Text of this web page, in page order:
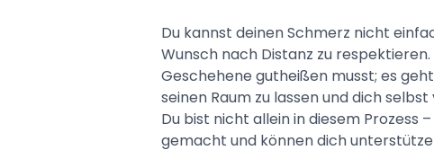
Du kannst deinen Schmerz nicht
Wunsch nach Distanz zu
Geschehene gutheißen musst; es
seinen Raum zu lassen und dich
Du bist nicht allein in diesem Prozess
gemacht und können dich